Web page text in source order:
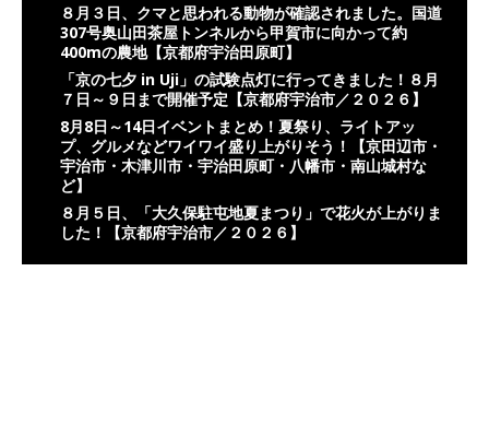
８月３日、クマと思われる動物が確認されました。国道
307号奥山田茶屋トンネルから甲賀市に向かって約
400mの農地【京都府宇治田原町】
「京の七夕 in Uji」の試験点灯に行ってきました！８月
７日～９日まで開催予定【京都府宇治市／２０２６】
8月8日～14日イベントまとめ！夏祭り、ライトアッ
プ、グルメなどワイワイ盛り上がりそう！【京田辺市・
宇治市・木津川市・宇治田原町・八幡市・南山城村な
ど】
８月５日、「大久保駐屯地夏まつり」で花火が上がりま
した！【京都府宇治市／２０２６】